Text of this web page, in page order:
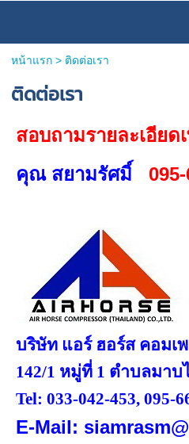
หน้าแรก> ติดต่อเรา
ติดต่อเรา
สอบถามรายละเอียด
คุณ สยามรัศมิ์
บริษัท แอร์ ฮอร์ส คอมเ
142/1 หมู่ที่ 1 ตำบลมาบ
Tel: 033-042-453, 095-
E-Mail: